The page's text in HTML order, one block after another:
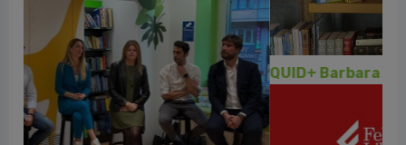
QUID+ Barbara Franco